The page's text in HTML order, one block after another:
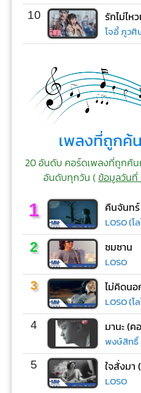
10 รักไม่ไห
โจอี้ ภูว
เพลงที่ถูกค้
20 อันดับ คอร์ดเพลงที่ถูกค้น
อันดับทุกวัน (ข้อมูลวันที่
1 คืนจันทร์
LOSO (โ
2 ซมซาน
LOSO
3 ไม่คิดนอ
LOSO (โ
4 มานะ (ค
พงษ์สิทธิ์
5 ใจสั่งมา
LOSO